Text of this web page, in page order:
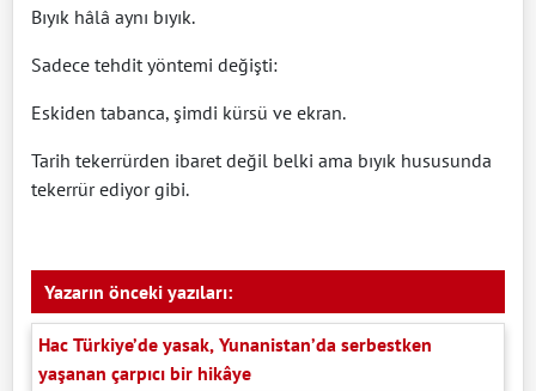
Bıyık hâlâ aynı bıyık.
Sadece tehdit yöntemi değişti:
Eskiden tabanca, şimdi kürsü ve ekran.
Tarih tekerrürden ibaret değil belki ama bıyık hususunda
tekerrür ediyor gibi.
Yazarın önceki yazıları:
Hac Türkiye’de yasak, Yunanistan’da serbestken
yaşanan çarpıcı bir hikâye